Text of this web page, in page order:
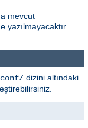
mevcut
yazılmayacaktır.
dizini altındaki